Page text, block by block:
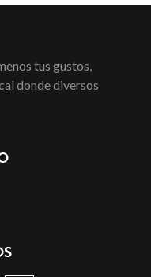
tus gustos,
donde diversos